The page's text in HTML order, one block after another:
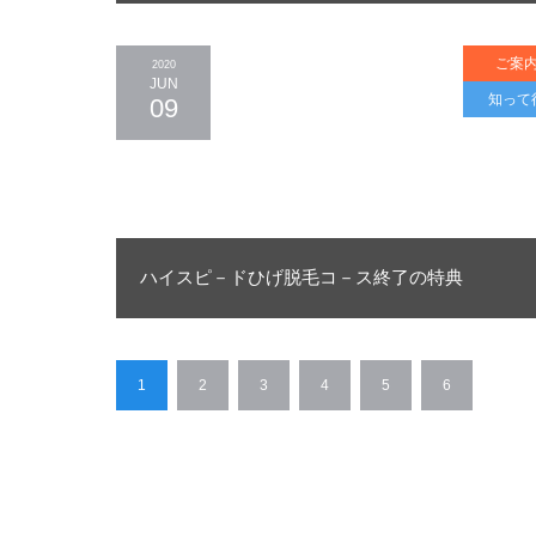
ハイスピ－ドひげ脱毛コ－ス終了の特典
2020
JUN
09
ご案内
知って
1 2 3 4 5 6